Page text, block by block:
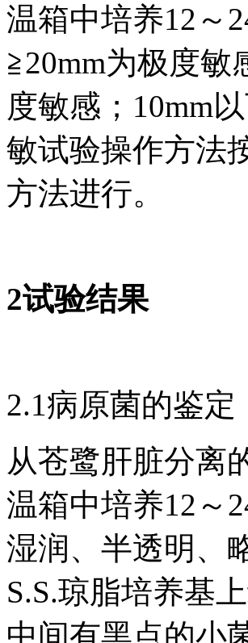
温箱中培养12～
≧20mm为极度敏
度敏感；10mm
敏试验操作方法
方法进行。
2试验结果
2.1病原菌的鉴定
从苍鹭肝脏分离
温箱中培养12～
湿润、半透明、
S.S.琼脂培养基
中间有黑点的小